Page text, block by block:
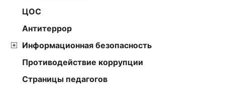
ЦОС
Антитеррор
Информационная безопасность
Противодействие коррупции
Страницы педагогов